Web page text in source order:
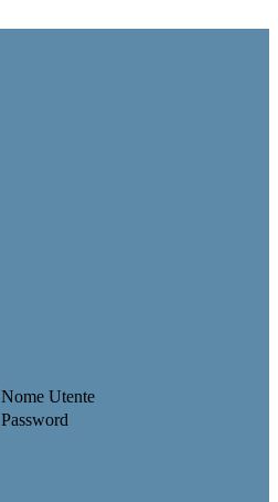
Nome Utente
Password